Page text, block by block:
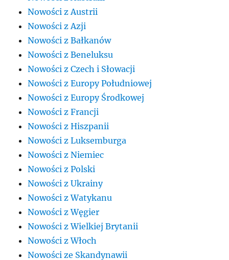
Nowości z Austrii
Nowości z Azji
Nowości z Bałkanów
Nowości z Beneluksu
Nowości z Czech i Słowacji
Nowości z Europy Południowej
Nowości z Europy Środkowej
Nowości z Francji
Nowości z Hiszpanii
Nowości z Luksemburga
Nowości z Niemiec
Nowości z Polski
Nowości z Ukrainy
Nowości z Watykanu
Nowości z Węgier
Nowości z Wielkiej Brytanii
Nowości z Włoch
Nowości ze Skandynawii